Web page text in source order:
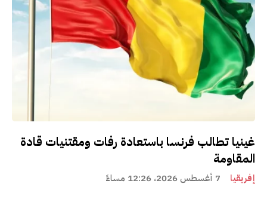
غينيا تطالب فرنسا باستعادة رفات ومقتنيات قادة
المقاومة
إفريقيا 7 أغسطس 2026، 12:26 مساءً